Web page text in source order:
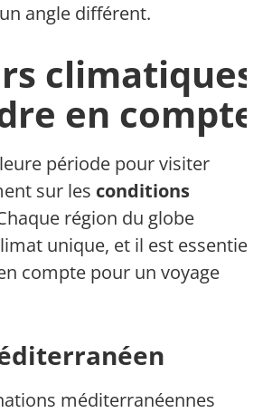
angle différent.
climatiques
en compte
période pour visiter
sur les conditions
région du globe
unique, et il est essentiel
compte pour un voyage
méditerranéennes